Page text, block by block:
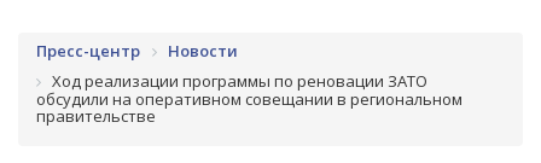
Пресс-центр
Новости
Ход реализации программы по реновации ЗАТО
обсудили на оперативном совещании в региональном
правительстве